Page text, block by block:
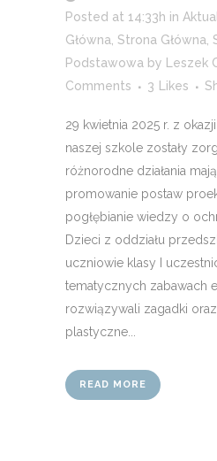
Posted at 14:33h in
Główna Strona Główna
Podstawowa by Leszek
Comments
3 Likes
29 kwietnia 2025 r. z
naszej szkole zostały
różnorodne działania
promowanie postaw
pogłębianie wiedzy o
Dzieci z oddziału
uczniowie klasy I
tematycznych zabawach
rozwiązywali zagadki
plastyczne...
READ MORE